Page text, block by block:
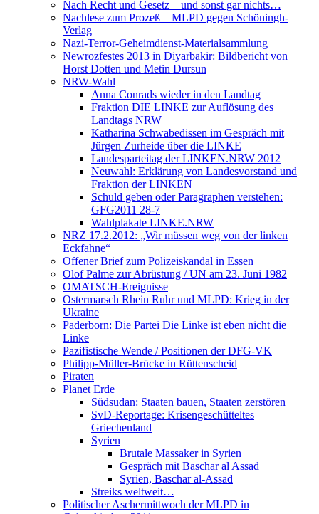
Nach Recht und Gesetz – und sonst gar nichts…
Nachlese zum Prozeß – MLPD gegen Schöningh-
Verlag
Nazi-Terror-Geheimdienst-Materialsammlung
Newrozfestes 2013 in Diyarbakir: Bildbericht von
Horst Dotten und Metin Dursun
NRW-Wahl
Anna Conrads wieder in den Landtag
Fraktion DIE LINKE zur Auflösung des
Landtags NRW
Katharina Schwabedissen im Gespräch mit
Jürgen Zurheide über die LINKE
Landesparteitag der LINKEN.NRW 2012
Neuwahl: Erklärung von Landesvorstand und
Fraktion der LINKEN
Schuld geben oder Paragraphen verstehen:
GFG2011 28-7
Wahlplakate LINKE.NRW
NRZ 17.2.2012: „Wir müssen weg von der linken
Eckfahne“
Offener Brief zum Polizeiskandal in Essen
Olof Palme zur Abrüstung / UN am 23. Juni 1982
OMATSCH-Ereignisse
Ostermarsch Rhein Ruhr und MLPD: Krieg in der
Ukraine
Paderborn: Die Partei Die Linke ist eben nicht die
Linke
Pazifistische Wende / Positionen der DFG-VK
Philipp-Müller-Brücke in Rüttenscheid
Piraten
Planet Erde
Südsudan: Staaten bauen, Staaten zerstören
SvD-Reportage: Krisengeschütteltes
Griechenland
Syrien
Brutale Massaker in Syrien
Gespräch mit Baschar al Assad
Syrien, Baschar al-Assad
Streiks weltweit…
Politischer Aschermittwoch der MLPD in